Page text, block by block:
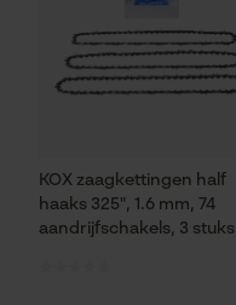
KOX zaagkettingen half
haaks 325", 1.6 mm, 74
aandrijfschakels, 3 stuks